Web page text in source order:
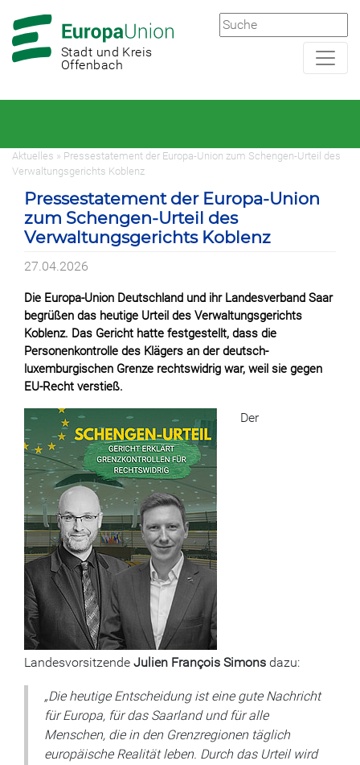
Hauptnavigation
Hauptbereich
Stadt und Kreis
Offenbach
Aktuelles » Pressestatement der Europa-Union zum Schengen-Urteil des
Verwaltungsgerichts Koblenz
Pressestatement der Europa-Union
zum Schengen-Urteil des
Verwaltungsgerichts Koblenz
27.04.2026
Die Europa-Union Deutschland und ihr Landesverband Saar
begrüßen das heutige Urteil des Verwaltungsgerichts
Koblenz. Das Gericht hatte festgestellt, dass die
Personenkontrolle des Klägers an der deutsch-
luxemburgischen Grenze rechtswidrig war, weil sie gegen
EU-Recht verstieß.
Der
Landesvorsitzende Julien François Simons dazu:
„Die heutige Entscheidung ist eine gute Nachricht
für Europa, für das Saarland und für alle
Menschen, die in den Grenzregionen täglich
europäische Realität leben. Durch das Urteil wird